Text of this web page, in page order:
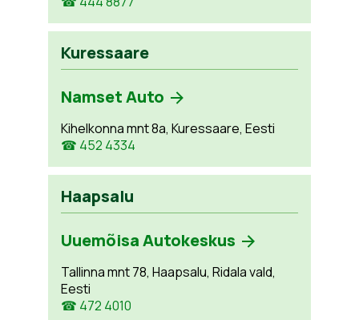
Kuressaare
Namset Auto
Kihelkonna mnt 8a, Kuressaare, Eesti
☎ 452 4334
Haapsalu
Uuemõisa Autokeskus
Tallinna mnt 78, Haapsalu, Ridala vald,
Eesti
☎ 472 4010